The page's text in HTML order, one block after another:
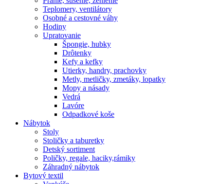
Teplomery, ventilátory
Osobné a cestovné váhy
Hodiny
Upratovanie
Špongie, hubky
Drôtenky
Kefy a kefky
Utierky, handry, prachovky
Metly, metličky, zmetáky, lopatky
Mopy a násady
Vedrá
Lavóre
Odpadkové koše
Nábytok
Stoly
Stoličky a taburetky
Detský sortiment
Poličky, regale, haciky,rámiky
Záhradný nábytok
Bytový textil